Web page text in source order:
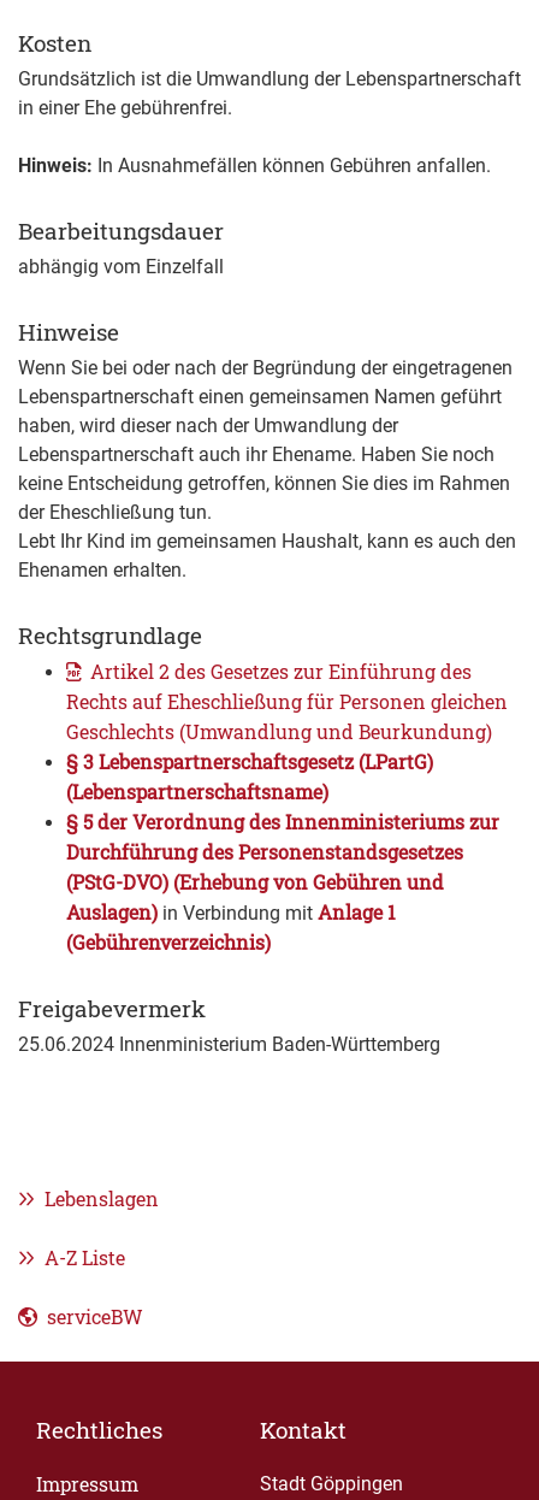
Kosten
Grundsätzlich ist die Umwandlung der Lebenspartnerschaft
in einer Ehe gebührenfrei.
Hinweis: In Ausnahmefällen können Gebühren anfallen.
Bearbeitungsdauer
abhängig vom Einzelfall
Hinweise
Wenn Sie bei oder nach der Begründung der eingetragenen
Lebenspartnerschaft einen gemeinsamen Namen geführt
haben, wird dieser nach der Umwandlung der
Lebenspartnerschaft auch ihr Ehename. Haben Sie noch
keine Entscheidung getroffen, können Sie dies im Rahmen
der Eheschließung tun.
Lebt Ihr Kind im gemeinsamen Haushalt, kann es auch den
Ehenamen erhalten.
Rechtsgrundlage
Artikel 2 des Gesetzes zur Einführung des
Rechts auf Eheschließung für Personen gleichen
Geschlechts (Umwandlung und Beurkundung)
§ 3 Lebenspartnerschaftsgesetz (LPartG)
(Lebenspartnerschaftsname)
§ 5 der Verordnung des Innenministeriums zur
Durchführung des Personenstandsgesetzes
(PStG-DVO) (Erhebung von Gebühren und
Auslagen) in Verbindung mit Anlage 1
(Gebührenverzeichnis)
Freigabevermerk
25.06.2024 Innenministerium Baden-Württemberg
Lebenslagen
A-Z Liste
serviceBW
Rechtliches
Impressum
Kontakt
Stadt Göppingen